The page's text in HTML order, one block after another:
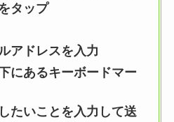
タップ
アドレスを入力
にあるキーボードマー
たいことを入力して送